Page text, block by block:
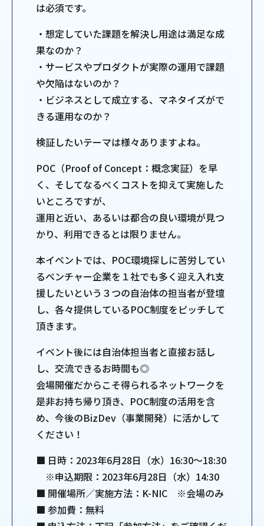
は必須です。
・想定していた課題を解決し用途は満足な成
果なのか？
・サービスやプロダクトが実際の運用で課題
や欠陥はないのか？
・ビジネスとして成立する、マネタイズがで
きる運用なのか？
検証したいテーマは様々ありますよね。
POC（Proof of Concept：概念実証）を早
く、そしてなるべくコストを抑えて実施した
いところですが、
運用と近い、あるいは都合の良い環境が見つ
かり、利用できるとは限りません。
本イベントでは、POC環境探しに苦労してい
るベンチャー企業を１社でも多く迎え入れ支
援したいという３つの自治体の担当者が登壇
し、各々提供しているPOC制度をピッチして
頂きます。
イベント後には自治体担当者と直接お話し
し、交流できるお時間も◎
会場開催だからこそ得られるネットワークを
是非お持ち帰り頂き、POC制度の活用を含
め、今後のBizDev（事業開発）に活かして
ください！
■ 日時：2023年6月28日（水）16:30～18:30
※申込期限：2023年6月28日（水）14:30
■ 開催場所／実施方法：K-NIC ※会場のみ
■ 参加費：無料